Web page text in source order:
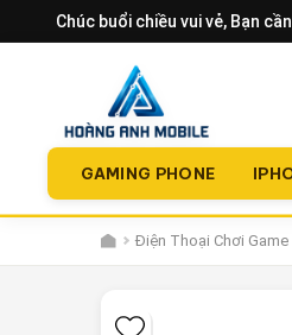
Chúc buổi chiều vui vẻ, Bạn
GAMING PHONE
Điện Thoại Chơi Game